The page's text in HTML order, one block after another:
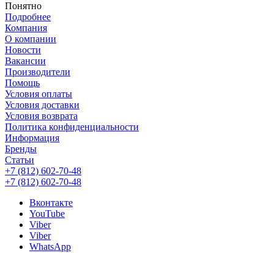
Понятно
Подробнее
Компания
О компании
Новости
Вакансии
Производители
Помощь
Условия оплаты
Условия доставки
Условия возврата
Политика конфиденциальности
Информация
Бренды
Статьи
+7 (812) 602-70-48
+7 (812) 602-70-48
Вконтакте
YouTube
Viber
Viber
WhatsApp